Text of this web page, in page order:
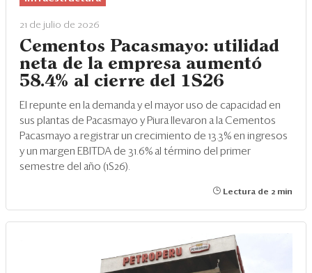
21 de julio de 2026
Cementos Pacasmayo: utilidad
neta de la empresa aumentó
58.4% al cierre del 1S26
El repunte en la demanda y el mayor uso de capacidad en
sus plantas de Pacasmayo y Piura llevaron a la Cementos
Pacasmayo a registrar un crecimiento de 13.3% en ingresos
y un margen EBITDA de 31.6% al término del primer
semestre del año (1S26).
Lectura de 2 min